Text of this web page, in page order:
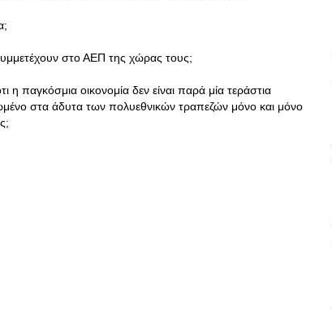
στο ΑΕΠ της χώρας τους;
η παγκόσμια οικονομία δεν είναι παρά μία τεράστια
στα άδυτα των πολυεθνικών τραπεζών μόνο και μόνο